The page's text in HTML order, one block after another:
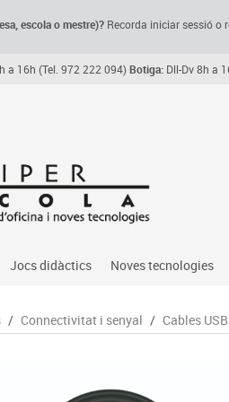
escolao mestre)? Recorda iniciar sessió o
a 16h (Tel. 972 222 094)Botiga: Dll-Dv 8h a
Jocs didàctics
Primeres edats
Motricitat fina
Noves tecnologies
Audio
Connectivitat i
/ Connectivitat i senyal / Cables USB